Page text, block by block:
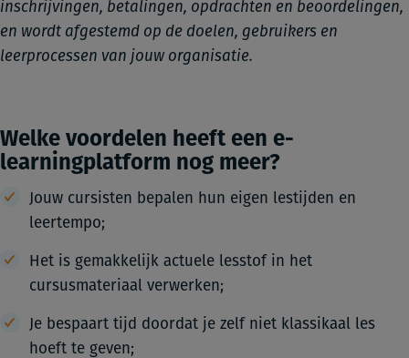
inschrijvingen, betalingen, opdrachten en beoordelingen,
en wordt afgestemd op de doelen, gebruikers en
leerprocessen van jouw organisatie.
Welke voordelen heeft een e-
learningplatform nog meer?
Jouw cursisten bepalen hun eigen lestijden en
leertempo;
Het is gemakkelijk actuele lesstof in het
cursusmateriaal verwerken;
Je bespaart tijd doordat je zelf niet klassikaal les
hoeft te geven;